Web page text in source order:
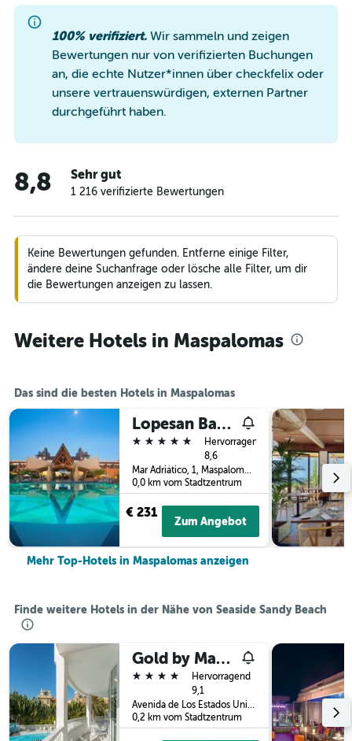
100% verifiziert. Wir sammeln und zeigen
Bewertungen nur von verifizierten Buchungen
an, die echte Nutzer*innen über checkfelix oder
unsere vertrauenswürdigen, externen Partner
durchgeführt haben.
8,8 Sehr gut
1 216 verifizierte Bewertungen
Keine Bewertungen gefunden. Entferne einige Filter,
ändere deine Suchanfrage oder lösche alle Filter, um dir
die Bewertungen anzeigen zu lassen.
Weitere Hotels in Maspalomas
Das sind die besten Hotels in Maspalomas
Lopesan Baobab Resort
5 Sterne
Hervorragend
8,6
Mar Adriático, 1, Maspalomas, Gran Canaria, Spanien
0,0 km vom Stadtzentrum
€ 231
Zum Angebot
Mehr Top-Hotels in Maspalomas anzeigen
Finde weitere Hotels in der Nähe von Seaside Sandy Beach
Gold by Marina - Adults Only
4 Sterne
Hervorragend
9,1
Avenida de Los Estados Unidos, 15, Maspalomas, Gran Canaria, Spanien
0,2 km vom Stadtzentrum